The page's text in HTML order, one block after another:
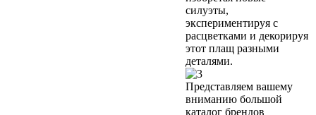
силуэты,
экспериментируя с
расцветками и декорируя
этот плащ разными
деталями.
Представляем вашему
вниманию большой
каталог брендов